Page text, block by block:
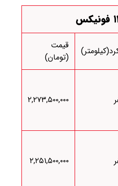
قیمت
(تومان)
۲,۲۷۳,۵۰۰,۰۰۰
۲,۲۵۱,۵۰۰,۰۰۰